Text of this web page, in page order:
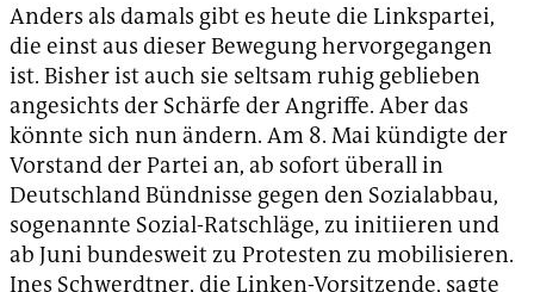
Anders als damals gibt es heute die Linkspartei,
die einst aus dieser Bewegung hervorgegangen
ist. Bisher ist auch sie seltsam ruhig geblieben
angesichts der Schärfe der Angriffe. Aber das
könnte sich nun ändern. Am 8. Mai kündigte der
Vorstand der Partei an, ab sofort überall in
Deutschland Bündnisse gegen den Sozialabbau,
sogenannte Sozial-Ratschläge, zu initiieren und
ab Juni bundesweit zu Protesten zu mobilisieren.
Ines Schwerdtner, die Linken-Vorsitzende, sagte